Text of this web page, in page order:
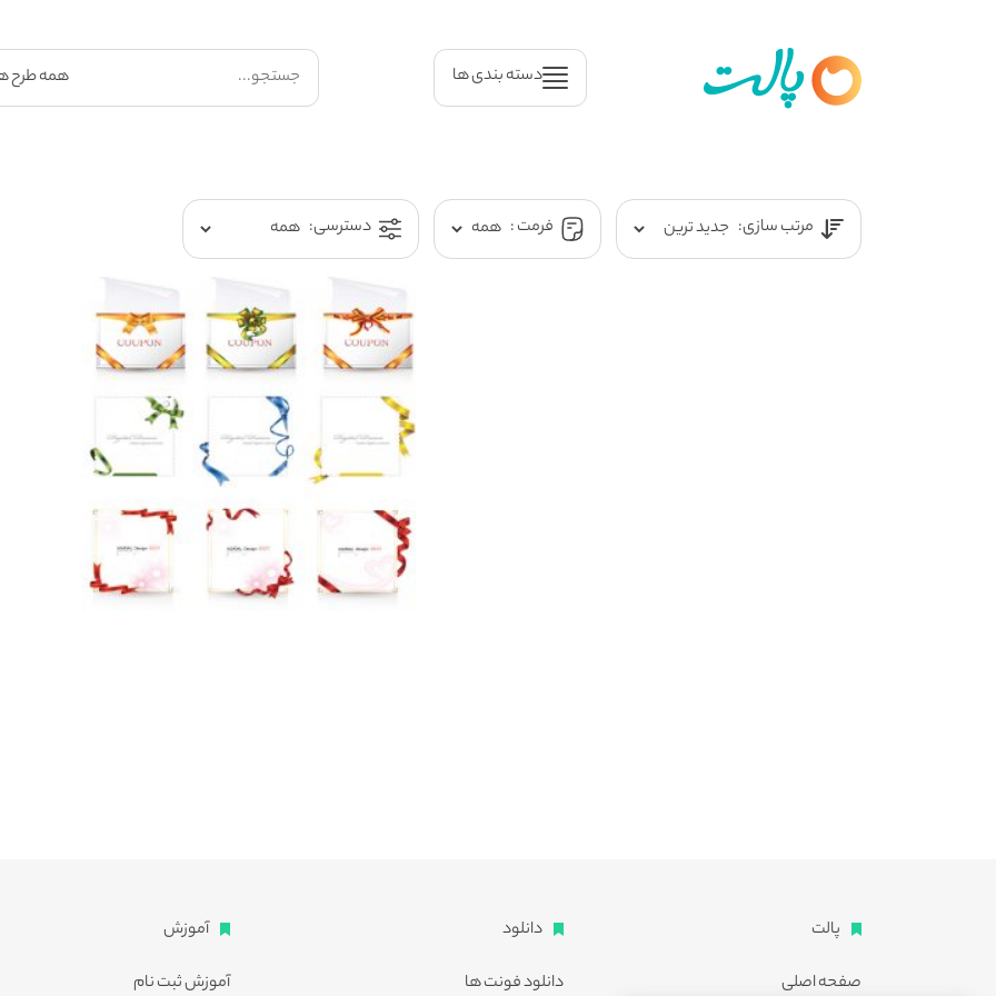
دسته بندی ها
مرتب سازی: فرمت : دسترسی:
پالت
صفحه اصلی
دانلود
دانلود فونت ها
آموزش
آموزش ثبت نام